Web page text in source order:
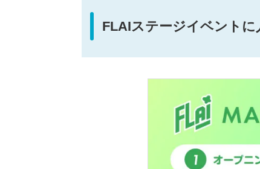
FLAIステージイベント